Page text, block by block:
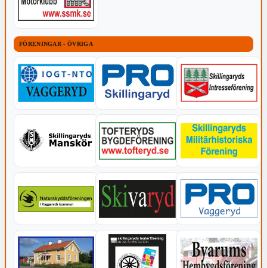
FÖRENINGAR - ÖVRIGA